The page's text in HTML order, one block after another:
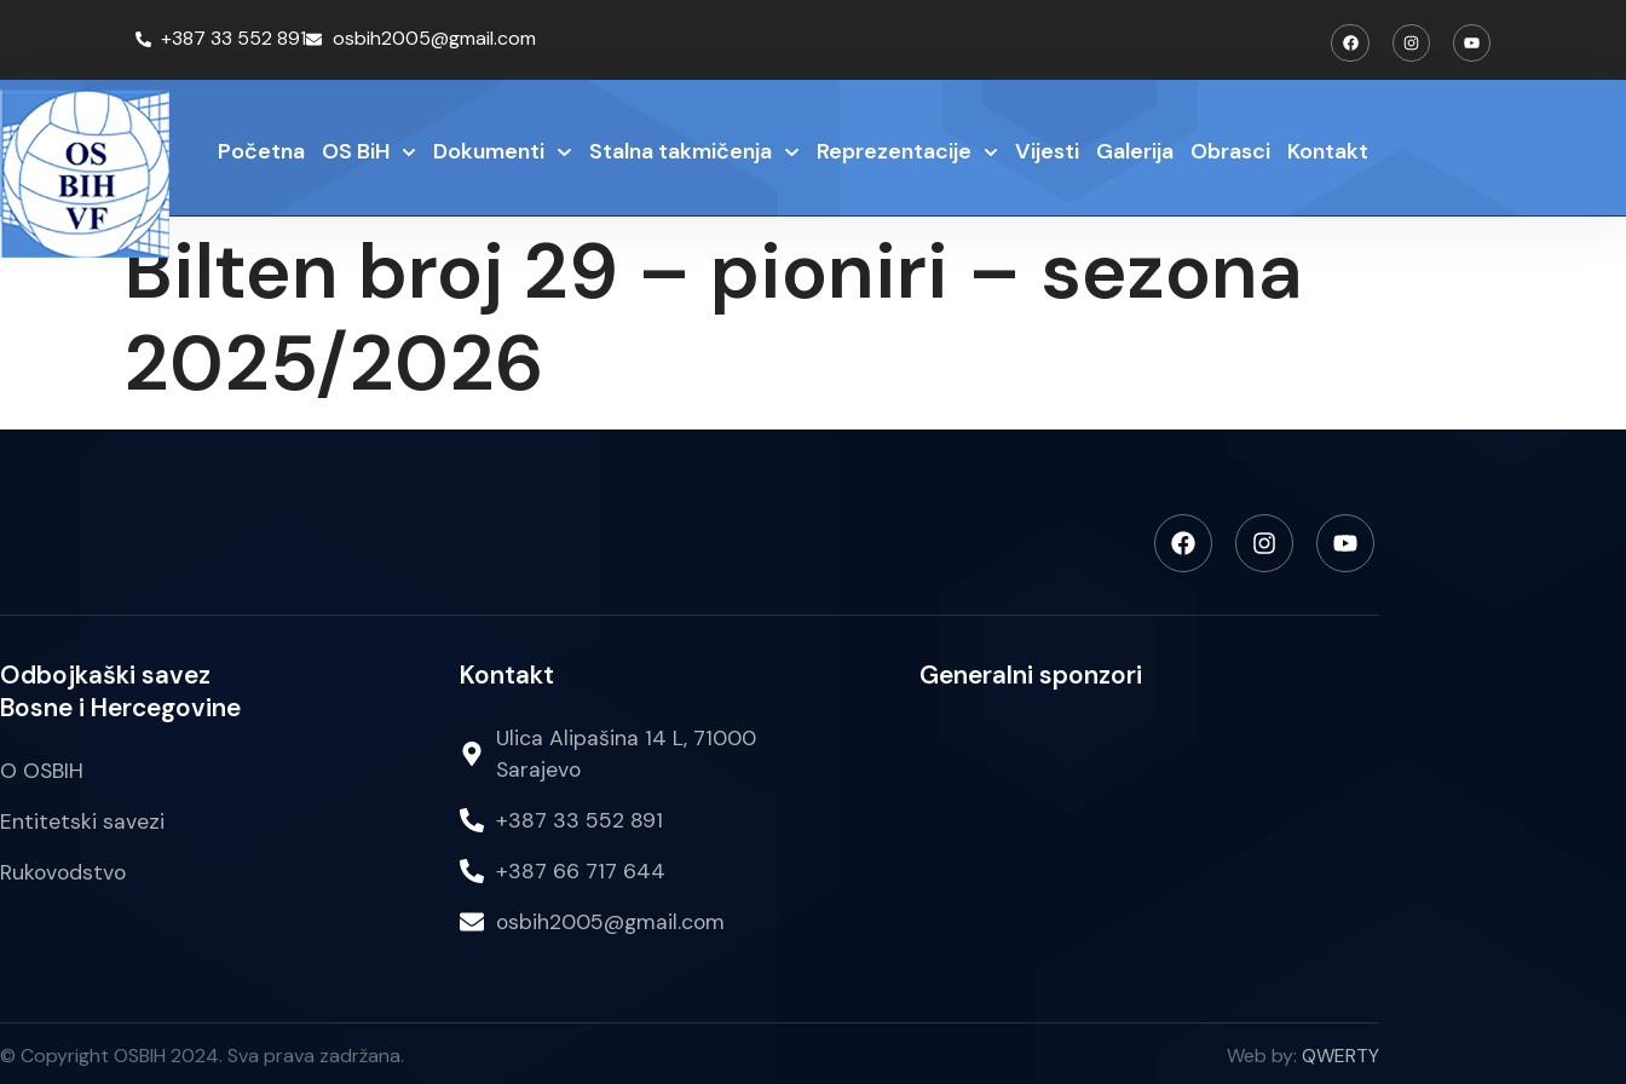
+387 33 552 891 osbih2005@gmail.com
Početna OS BiH Dokumenti Stalna takmičenja Reprezentacije Vijesti Galerija Obrasci Kontakt
Bilten broj 29 – pioniri – sezona
2025/2026
Odbojkaški savez
Bosne i Hercegovine
O OSBIH
Entitetski savezi
Rukovodstvo
Kontakt
Ulica Alipašina 14 L, 71000
Sarajevo
+387 33 552 891
+387 66 717 644
osbih2005@gmail.com
Generalni sponzori
© Copyright OSBIH 2024. Sva prava zadržana. Web by: QWERTY